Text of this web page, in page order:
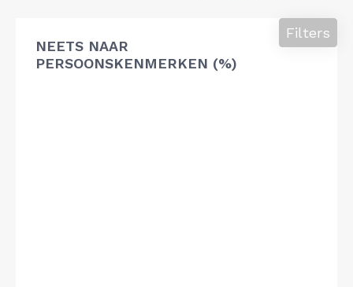
NEETS NAAR
PERSOONSKENMERKEN (%)
Filters